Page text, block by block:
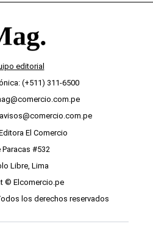
editorial
(+511) 311-6500
El Comercio
Paracas #532
Libre, Lima
© Elcomercio.pe
los derechos reservados